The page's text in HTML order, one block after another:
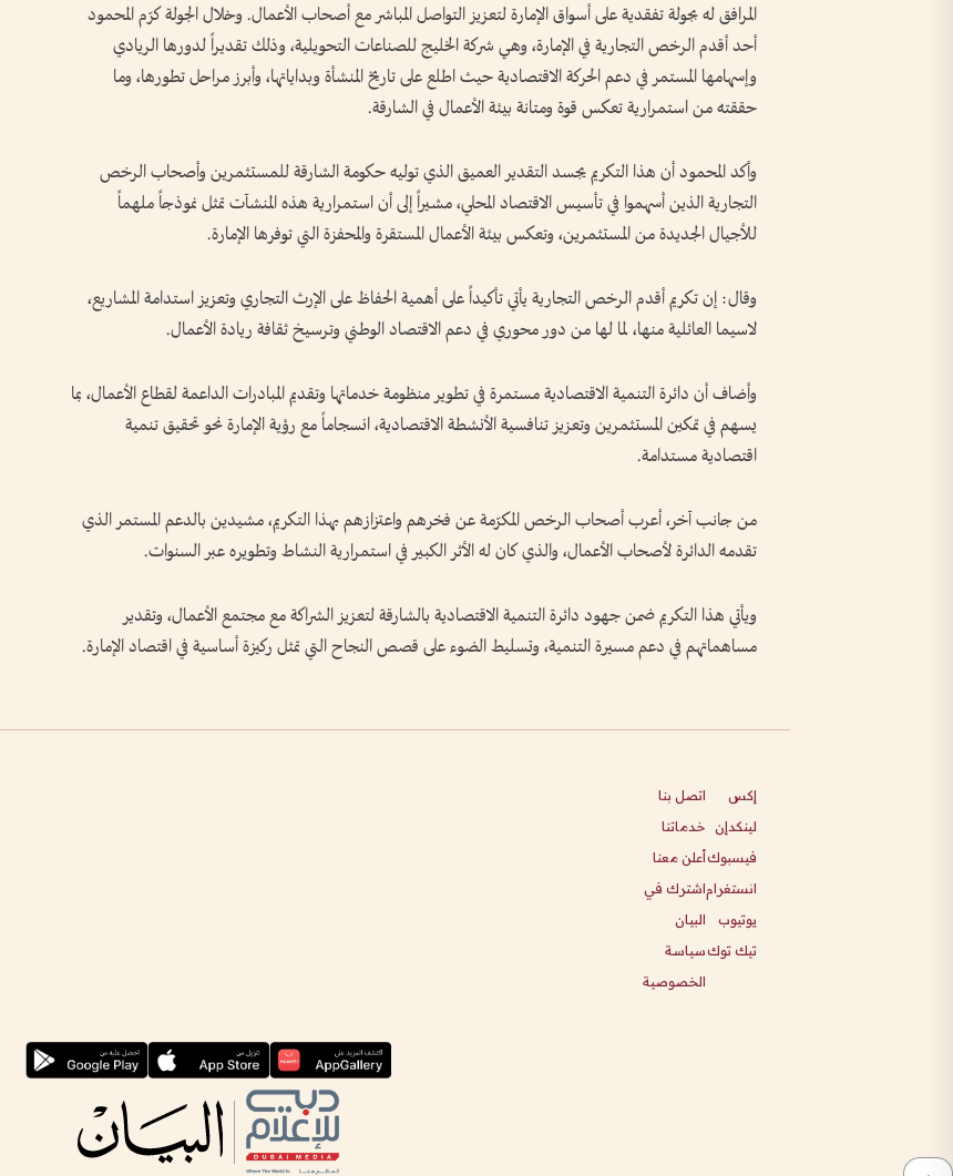
المرافق له بجولة تفقدية على أسواق الإمارة لتعزيز التواصل المباشر مع أصحاب الأعمال. وخلال الجولة كرّم المحمود
أحد أقدم الرخص التجارية في الإمارة، وهي شركة الخليج للصناعات التحويلية، وذلك تقديراً لدورها الريادي
وإسهامها المستمر في دعم الحركة الاقتصادية حيث اطلع على تاريخ المنشأة وبداياتها، وأبرز مراحل تطورها، وما
حققته من استمرارية تعكس قوة ومتانة بيئة الأعمال في الشارقة.
وأكد المحمود أن هذا التكريم يجسد التقدير العميق الذي توليه حكومة الشارقة للمستثمرين وأصحاب الرخص
التجارية الذين أسهموا في تأسيس الاقتصاد المحلي، مشيراً إلى أن استمرارية هذه المنشآت تمثل نموذجاً ملهماً
للأجيال الجديدة من المستثمرين، وتعكس بيئة الأعمال المستقرة والمحفزة التي توفرها الإمارة.
وقال: إن تكريم أقدم الرخص التجارية يأتي تأكيداً على أهمية الحفاظ على الإرث التجاري وتعزيز استدامة المشاريع،
لاسيما العائلية منها، لما لها من دور محوري في دعم الاقتصاد الوطني وترسيخ ثقافة ريادة الأعمال.
وأضاف أن دائرة التنمية الاقتصادية مستمرة في تطوير منظومة خدماتها وتقديم المبادرات الداعمة لقطاع الأعمال، بما
يسهم في تمكين المستثمرين وتعزيز تنافسية الأنشطة الاقتصادية، انسجاماً مع رؤية الإمارة نحو تحقيق تنمية
اقتصادية مستدامة.
من جانب آخر، أعرب أصحاب الرخص المكرّمة عن فخرهم واعتزازهم بهذا التكريم، مشيدين بالدعم المستمر الذي
تقدمه الدائرة لأصحاب الأعمال، والذي كان له الأثر الكبير في استمرارية النشاط وتطويره عبر السنوات.
ويأتي هذا التكريم ضمن جهود دائرة التنمية الاقتصادية بالشارقة لتعزيز الشراكة مع مجتمع الأعمال، وتقدير
مساهماتهم في دعم مسيرة التنمية، وتسليط الضوء على قصص النجاح التي تمثل ركيزة أساسية في اقتصاد الإمارة.
إكس
لينكدإن
فيسبوك
انستغرام
يوتيوب
تيك توك
اتصل بنا
خدماتنا
أعلن معنا
اشترك في
البيان
سياسة
الخصوصية